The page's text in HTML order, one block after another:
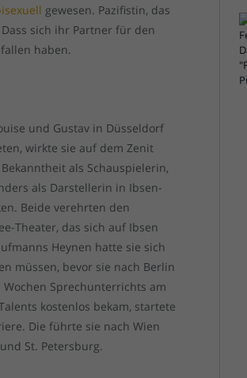
gewesen. Pazifistin, das
sich ihr Partner für den
haben.
und Gustav in Düsseldorf
wirkte sie auf dem Zenit
als Schauspielerin,
als Darstellerin in Ibsen-
Beide verehrten den
Theater, das sich auf Ibsen
Heynen hatte sie sich
müssen, bevor sie nach Berlin
Sprechunterrichts am
kostenlos bekam, startete
Die führte sie nach Wien
St. Petersburg.